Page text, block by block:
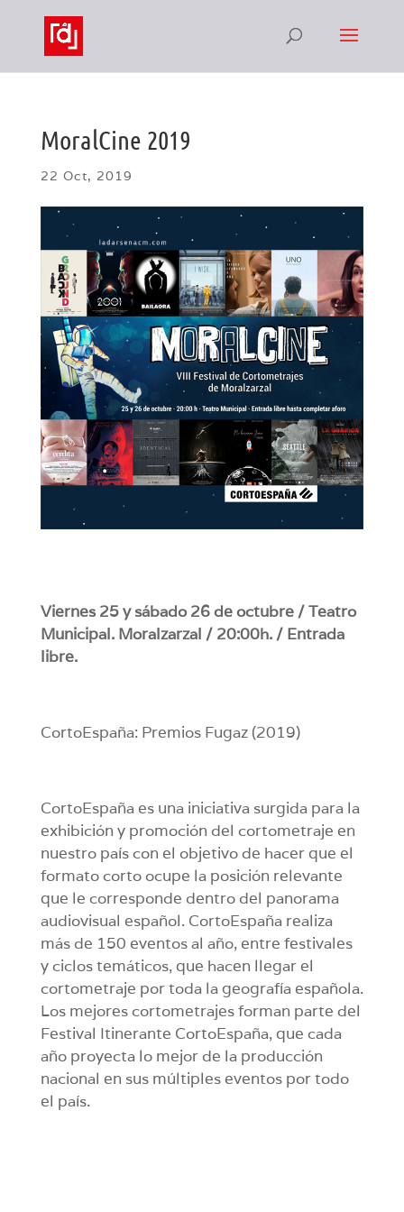
MoralCine 2019
22 Oct, 2019
Viernes 25 y sábado 26 de octubre / Teatro
Municipal. Moralzarzal / 20:00h. / Entrada
libre.
CortoEspaña: Premios Fugaz (2019)
CortoEspaña es una iniciativa surgida para la
exhibición y promoción del cortometraje en
nuestro país con el objetivo de hacer que el
formato corto ocupe la posición relevante
que le corresponde dentro del panorama
audiovisual español. CortoEspaña realiza
más de 150 eventos al año, entre festivales
y ciclos temáticos, que hacen llegar el
cortometraje por toda la geografía española.
Los mejores cortometrajes forman parte del
Festival Itinerante CortoEspaña, que cada
año proyecta lo mejor de la producción
nacional en sus múltiples eventos por todo
el país.